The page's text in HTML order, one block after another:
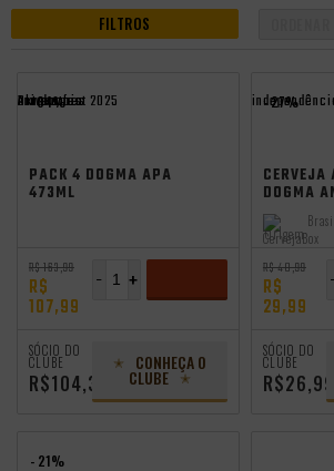
FILTROS
Promocoes
Aniversario
oktoberfest 2025
- 34%
PACK 4 DOGMA APA
473ML
R$ 163,99
R$
107,99
+
-
SÓCIO DO
CLUBE
R$104,39
CONHEÇA O
CLUBE
- 27%
CERVEJA
DOGMA
PALE ALE
Origem:
R$ 40,99
R$
29,99
SÓCIO DO
CLUBE
R$26,99
- 21%